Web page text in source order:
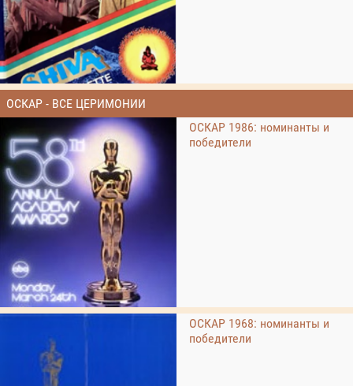
ОСКАР - ВСЕ ЦЕРИМОНИИ
ОСКАР 1986: номинанты и
победители
ОСКАР 1968: номинанты и
победители